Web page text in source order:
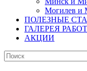
Могилев и
ПОЛЕЗНЫЕ
ГАЛЕРЕЯ РАБОТ
АКЦИИ